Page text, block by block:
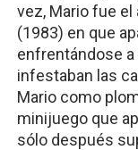
vez, Mario fue el
(1983) en que
enfrentándose
infestaban las
Mario como
minijuego que
sólo después